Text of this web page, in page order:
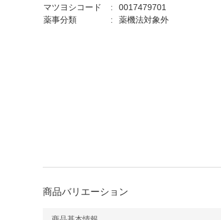
マツヨシコード
0017479701
薬事分類
薬機法対象外
商品バリエーション